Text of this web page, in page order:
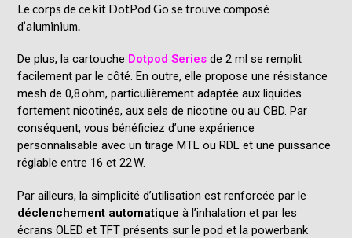
Le corps de ce kit DotPod Go se trouve composé
d’aluminium.
De plus, la cartouche Dotpod Series de 2 ml se remplit
facilement par le côté. En outre, elle propose une résistance
mesh de 0,8 ohm, particulièrement adaptée aux liquides
fortement nicotinés, aux sels de nicotine ou au CBD. Par
conséquent, vous bénéficiez d’une expérience
personnalisable avec un tirage MTL ou RDL et une puissance
réglable entre 16 et 22 W.
Par ailleurs, la simplicité d’utilisation est renforcée par le
déclenchement automatique à l’inhalation et par les
écrans OLED et TFT présents sur le pod et la powerbank